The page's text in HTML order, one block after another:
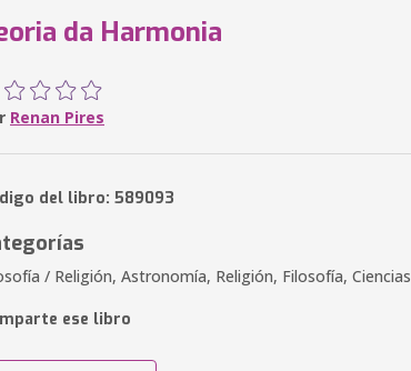
da Harmonia
Renan Pires
del libro: 589093
/ Religión, Astronomía, Religión, Filosofía, Ciencias
ese libro